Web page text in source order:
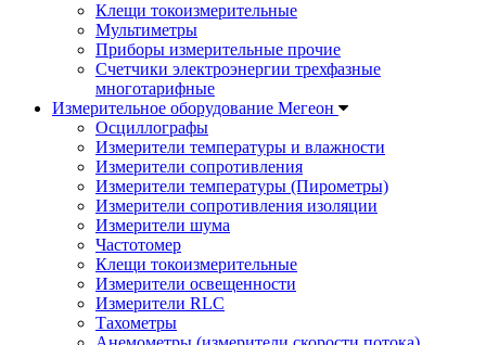
Клещи токоизмерительные
Мультиметры
Приборы измерительные прочие
Счетчики электроэнергии трехфазные
многотарифные
Измерительное оборудование Мегеон
Осциллографы
Измерители температуры и влажности
Измерители сопротивления
Измерители температуры (Пирометры)
Измерители сопротивления изоляции
Измерители шума
Частотомер
Клещи токоизмерительные
Измерители освещенности
Измерители RLC
Тахометры